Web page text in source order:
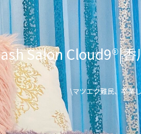
Salon Cloud9®︎|
\マツエク難民、卒業